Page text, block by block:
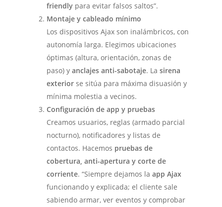
friendly para evitar falsos saltos”.
Montaje y cableado mínimo
Los dispositivos Ajax son inalámbricos, con
autonomía larga. Elegimos ubicaciones
óptimas (altura, orientación, zonas de
paso) yanclajes anti-sabotaje. Lasirena
exterior se sitúa para máxima disuasión y
mínima molestia a vecinos.
Configuración de app y pruebas
Creamos usuarios, reglas (armado parcial
nocturno), notificadores y listas de
contactos. Hacemos pruebas de
cobertura, anti-apertura y corte de
corriente. “Siempre dejamos laapp Ajax
funcionando y explicada; el cliente sale
sabiendo armar, ver eventos y comprobar